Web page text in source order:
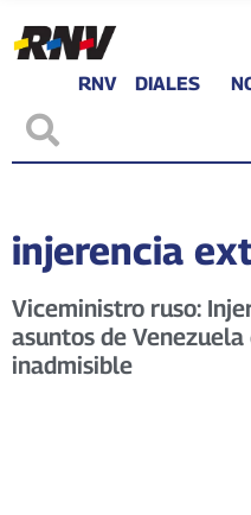
RNV DIALES
injerencia
Viceministro ruso:
asuntos de
inadmisible